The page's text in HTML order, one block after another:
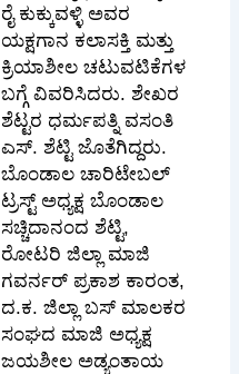
ರೈ ಕುಕ್ಕುವಳ್ಳಿ ಅವರ
ಯಕ್ಷಗಾನ ಕಲಾಸಕ್ತಿ ಮತ್ತು
ಕ್ರಿಯಾಶೀಲ ಚಟುವಟಿಕೆಗಳ
ಬಗ್ಗೆ ವಿವರಿಸಿದರು. ಶೇಖರ
ಶೆಟ್ಟರ ಧರ್ಮಪತ್ನಿ ವಸಂತಿ
ಎಸ್. ಶೆಟ್ಟಿ ಜೊತೆಗಿದ್ದರು.
ಬೊಂಡಾಲ ಚಾರಿಟೇಬಲ್
ಟ್ರಸ್ಟ್ ಅಧ್ಯಕ್ಷ ಬೊಂಡಾಲ
ಸಚ್ಚಿದಾನಂದ ಶೆಟ್ಟಿ,
ರೋಟರಿ ಜಿಲ್ಲಾ ಮಾಜಿ
ಗವರ್ನರ್ ಪ್ರಕಾಶ ಕಾರಂತ,
ದ.ಕ. ಜಿಲ್ಲಾ ಬಸ್ ಮಾಲಕರ
ಸಂಘದ ಮಾಜಿ ಅಧ್ಯಕ್ಷ
ಜಯಶೀಲ ಅಡ್ಯಂತಾಯ